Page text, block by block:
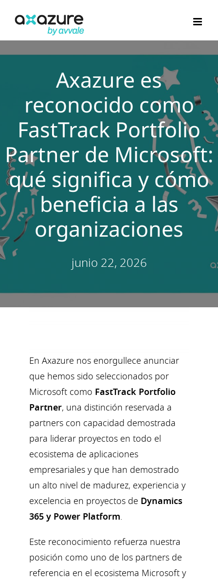
contenido
Axazure es
reconocido como
FastTrack Portfolio
Partner de Microsoft:
qué significa y cómo
beneficia a las
organizaciones
junio 22, 2026
En Axazure nos enorgullece anunciar
que hemos sido seleccionados por
Microsoft como FastTrack Portfolio
Partner, una distinción reservada a
partners con capacidad demostrada
para liderar proyectos en todo el
ecosistema de aplicaciones
empresariales y que han demostrado
un alto nivel de madurez, experiencia y
excelencia en proyectos de Dynamics
365 y Power Platform.
Este reconocimiento refuerza nuestra
posición como uno de los partners de
referencia en el ecosistema Microsoft y